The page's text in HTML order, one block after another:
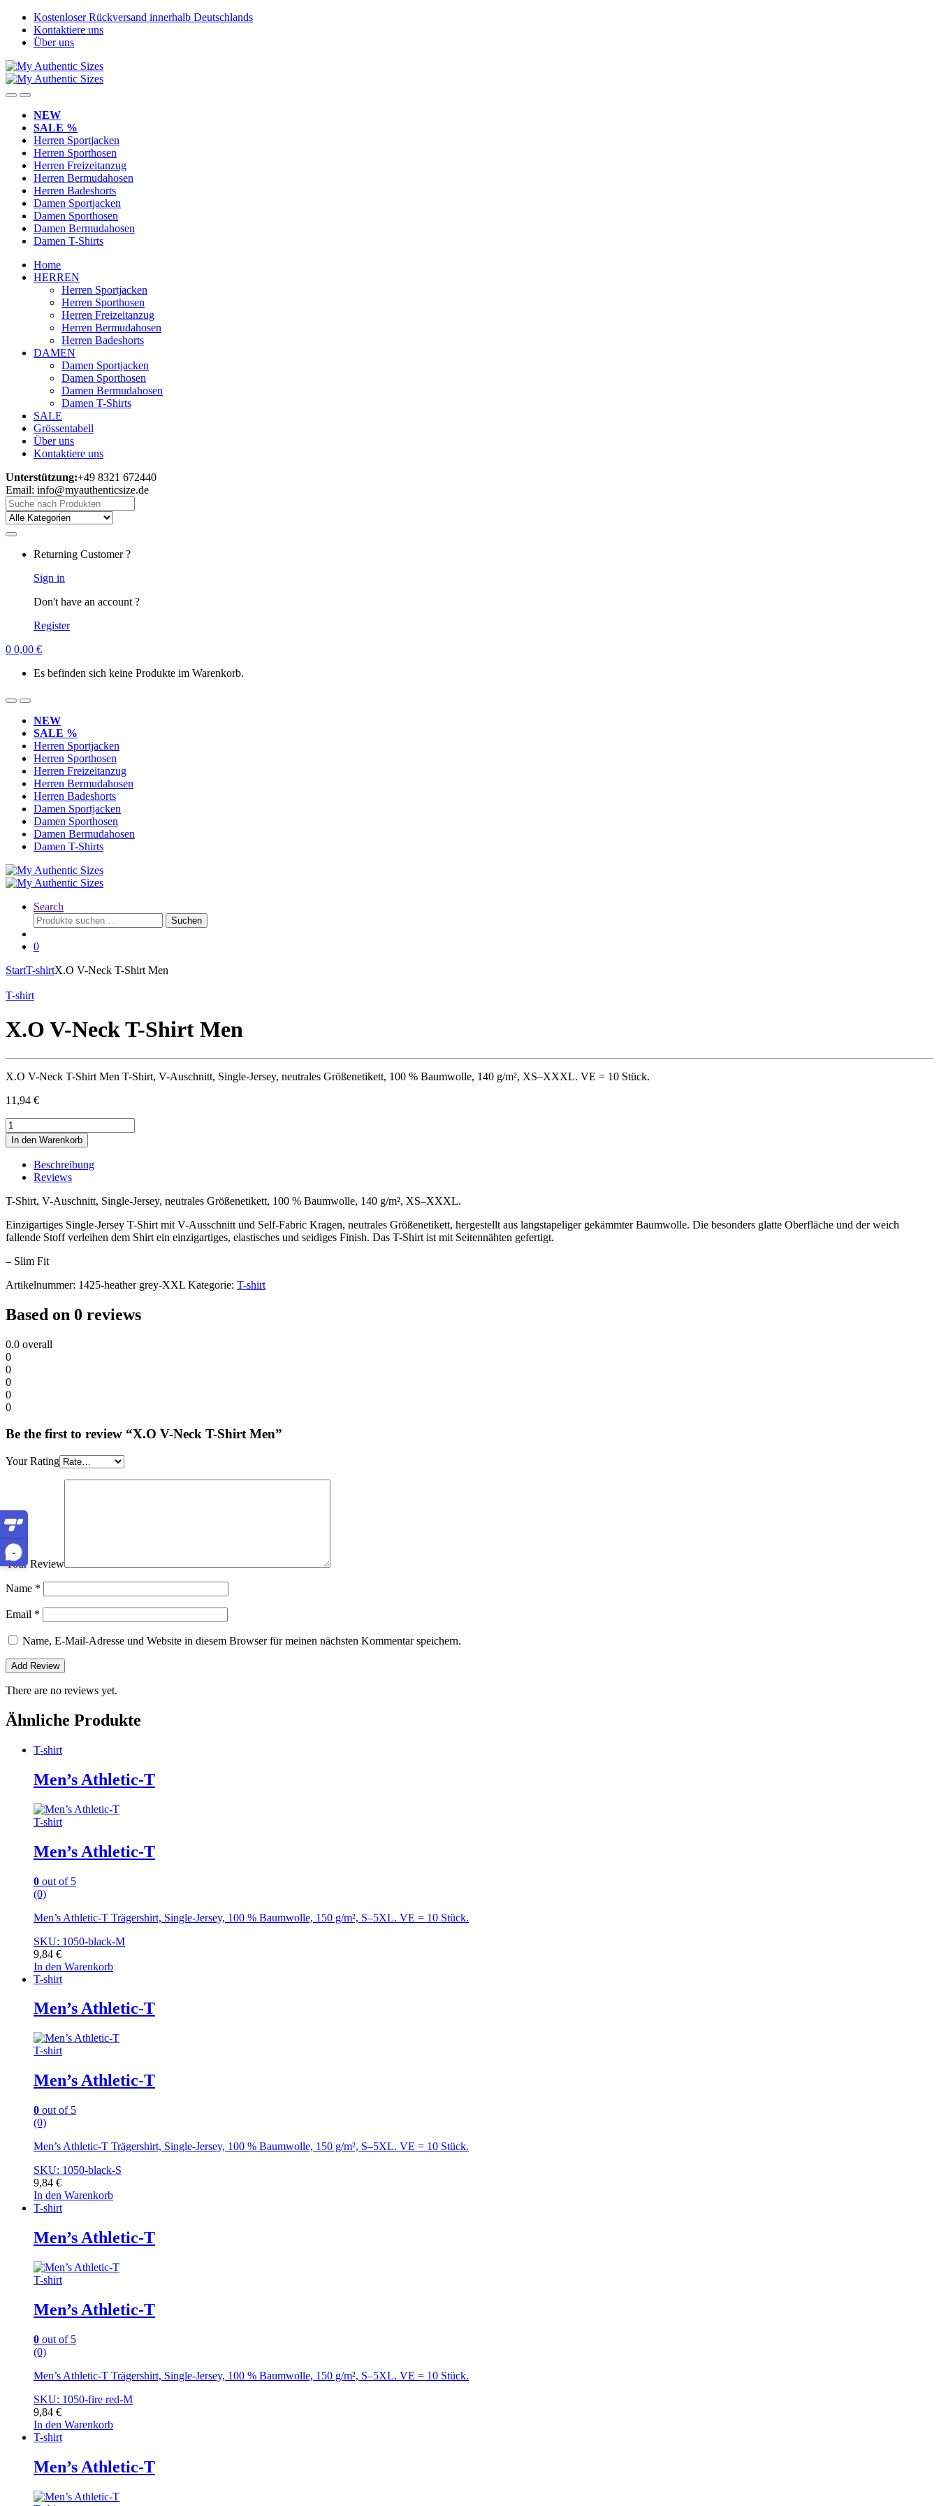
-
Skip
navigation
Skip
content
Kostenloser Rückversand innerhalb Deutschlands
Kontaktiere uns
Über uns
NEW
SALE %
Herren Sportjacken
Herren Sporthosen
Herren Freizeitanzug
Herren Bermudahosen
Herren Badeshorts
Damen Sportjacken
Damen Sporthosen
Damen Bermudahosen
Damen T-Shirts
Home
HERREN
Herren Sportjacken
Herren Sporthosen
Herren Freizeitanzug
Herren Bermudahosen
Herren Badeshorts
DAMEN
Damen Sportjacken
Damen Sporthosen
Damen Bermudahosen
Damen T-Shirts
SALE
Grössentabell
Über uns
Kontaktiere uns
Unterstützung:+49 8321 672440
Email: info@myauthenticsize.de
Search
for:
Returning Customer ?
Sign in
Don't have an account ?
Register
0 0,00 €
Es befinden sich keine Produkte im Warenkorb.
NEW
SALE %
Herren Sportjacken
Herren Sporthosen
Herren Freizeitanzug
Herren Bermudahosen
Herren Badeshorts
Damen Sportjacken
Damen Sporthosen
Damen Bermudahosen
Damen T-Shirts
Search
Suchen
nach:
Suchen
0
StartT-shirtX.O V-Neck T-Shirt Men
T-shirt
X.O V-Neck T-Shirt Men
X.O V-Neck T-Shirt Men T-Shirt, V-Auschnitt, Single-Jersey, neutrales Größenetikett, 100 % Baumwolle, 140 g/m², XS–XXXL. VE = 10 Stück.
11,94 €
X.O
V-
Neck
Shirt
quantity
In den Warenkorb
Beschreibung
Reviews
T-Shirt, V-Auschnitt, Single-Jersey, neutrales Größenetikett, 100 % Baumwolle, 140 g/m², XS–XXXL.
Einzigartiges Single-Jersey T-Shirt mit V-Ausschnitt und Self-Fabric Kragen, neutrales Größenetikett, hergestellt aus langstapeliger gekämmter Baumwolle. Die besonders glatte Oberfläche und der weich
fallende Stoff verleihen dem Shirt ein einzigartiges, elastisches und seidiges Finish. Das T-Shirt ist mit Seitennähten gefertigt.
– Slim Fit
Artikelnummer: 1425-heather grey-XXL Kategorie: T-shirt
Based on 0 reviews
0.0 overall
0
0
0
0
0
Be the first to review “X.O V-Neck T-Shirt Men”
Your Rating
Your Review
Name *
Email *
Name, E-Mail-Adresse und Website in diesem Browser für meinen nächsten Kommentar speichern.
There are no reviews yet.
Ähnliche Produkte
T-shirt
Men’s Athletic-T
T-shirt
Men’s Athletic-T
0 out of 5
(0)
Men’s Athletic-T Trägershirt, Single-Jersey, 100 % Baumwolle, 150 g/m², S–5XL. VE = 10 Stück.
SKU: 1050-black-M
9,84 €
In den Warenkorb
T-shirt
Men’s Athletic-T
T-shirt
Men’s Athletic-T
0 out of 5
(0)
Men’s Athletic-T Trägershirt, Single-Jersey, 100 % Baumwolle, 150 g/m², S–5XL. VE = 10 Stück.
SKU: 1050-black-S
9,84 €
In den Warenkorb
T-shirt
Men’s Athletic-T
T-shirt
Men’s Athletic-T
0 out of 5
(0)
Men’s Athletic-T Trägershirt, Single-Jersey, 100 % Baumwolle, 150 g/m², S–5XL. VE = 10 Stück.
SKU: 1050-fire red-M
9,84 €
In den Warenkorb
T-shirt
Men’s Athletic-T